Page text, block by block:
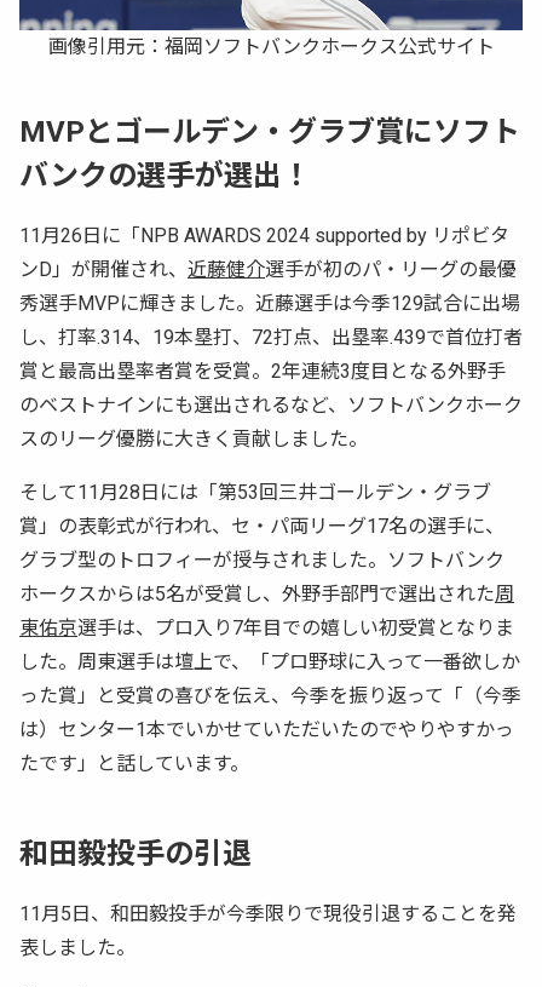
画像引用元： 福岡ソフトバンクホークス公式サイト
MVPとゴールデン・グラブ賞にソフト
バンクの選手が選出！
11月26日に「NPB AWARDS 2024 supported by リポビタ
ンD」が開催され、 近藤健介選手が初のパ・リーグの最優
秀選手MVPに輝きました。近藤選手は今季129試合に出場
し、打率.314、19本塁打、72打点、出塁率.439で首位打者
賞と最高出塁率者賞を受賞。2年連続3度目となる外野手
のベストナインにも選出されるなど、ソフトバンクホーク
スのリーグ優勝に大きく貢献しました。
そして11月28日には「第53回三井ゴールデン・グラブ
賞」の表彰式が行われ、セ・パ両リーグ17名の選手に、
グラブ型のトロフィーが授与されました。ソフトバンク
ホークスからは5名が受賞し、外野手部門で選出された周
東佑京選手は、プロ入り7年目での嬉しい初受賞となりま
した。周東選手は壇上で、「プロ野球に入って一番欲しか
った賞」と受賞の喜びを伝え、今季を振り返って「（今季
は）センター1本でいかせていただいたのでやりやすかっ
たです」と話しています。
和田毅投手の引退
11月5日、和田毅投手が今季限りで現役引退することを発
表しました。